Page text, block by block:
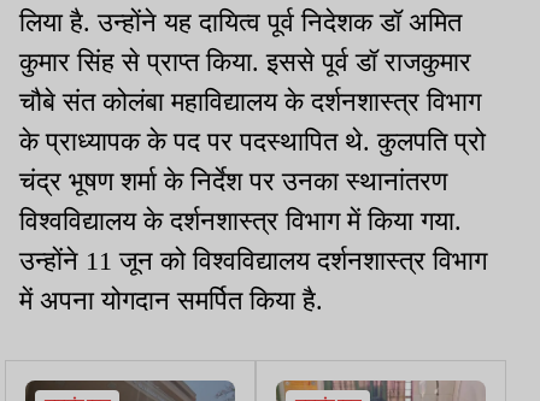
लिया है. उन्होंने यह दायित्व पूर्व निदेशक डॉ अमित
कुमार सिंह से प्राप्त किया. इससे पूर्व डॉ राजकुमार
चौबे संत कोलंबा महाविद्यालय के दर्शनशास्त्र विभाग
के प्राध्यापक के पद पर पदस्थापित थे. कुलपति प्रो
चंद्र भूषण शर्मा के निर्देश पर उनका स्थानांतरण
विश्वविद्यालय के दर्शनशास्त्र विभाग में किया गया.
उन्होंने 11 जून को विश्वविद्यालय दर्शनशास्त्र विभाग
में अपना योगदान समर्पित किया है.